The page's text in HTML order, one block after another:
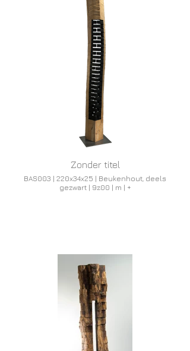
Zonder titel
BAS003 | 220x34x25 | Beukenhout, deels
gezwart | 9z00 | m | +